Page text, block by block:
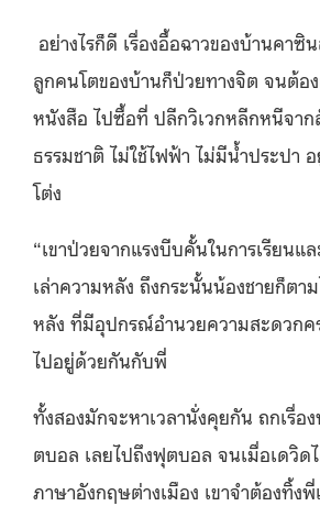
อย่างไรก็ดี เรื่องอื้อฉาวของบ้านคา
ลูกคนโตของบ้านก็ป่วยทางจิต จนต้อ
หนังสือ ไปซื้อที่ ปลีกวิเวกหลีกหนีจาก
ธรรมชาติ ไม่ใช้ไฟฟ้า ไม่มีน้ำประปา
โต่ง
“เขาป่วยจากแรงบีบคั้นในการเรียนแ
เล่าความหลัง ถึงกระนั้นน้องชายก็ตา
หลัง ที่มีอุปกรณ์อำนวยความสะดวกค
ไปอยู่ด้วยกันกับพี่
ทั้งสองมักจะหาเวลานั่งคุยกัน ถกเรื่อ
ตบอล เลยไปถึงฟุตบอล จนเมื่อเดวิด
ภาษาอังกฤษต่างเมือง เขาจำต้องทิ้ง